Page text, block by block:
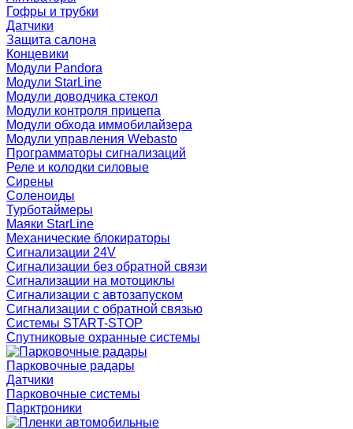
Гофры и трубки
Датчики
Защита салона
Концевики
Модули Pandora
Модули StarLine
Модули доводчика стекол
Модули контроля прицепа
Модули обхода иммобилайзера
Модули управления Webasto
Программаторы сигнализаций
Реле и колодки силовые
Сирены
Соленоиды
Турботаймеры
Маяки StarLine
Механические блокираторы
Сигнализации 24V
Сигнализации без обратной связи
Сигнализации на мотоциклы
Сигнализации с автозапуском
Сигнализации с обратной связью
Системы START-STOP
Спутниковые охранные системы
Парковочные радары
Датчики
Парковочные системы
Парктроники